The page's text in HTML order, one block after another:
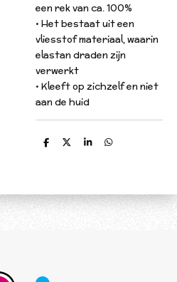
een rek van ca. 100%
• Het bestaat uit een
vliesstof materiaal, waarin
elastan draden zijn
verwerkt
• Kleeft op zichzelf en niet
aan de huid
D
D
S
D